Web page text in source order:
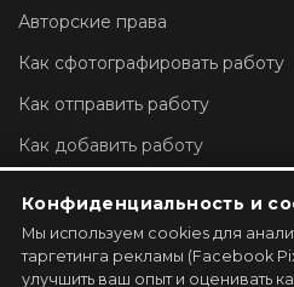
Авторские права
Как сфотографировать работу
Как отправить работу
Как добавить работу
ЗАРЕГИСТРИРОВАТЬ
Конфиденциальность и
Мы используем cookies для
таргетинга рекламы (Facebook
улучшить ваш опыт и оценивать